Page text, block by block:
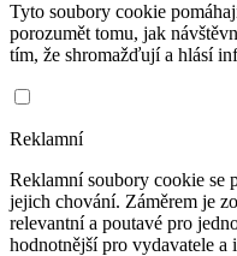
Tyto soubory cookie
porozumět tomu, jak
tím, že shromažďují a hlásí
Reklamní
Reklamní soubory cookie se
jejich chování. Záměrem je
relevantní a poutavé pro
hodnotnější pro vydavatele a